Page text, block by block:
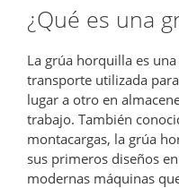
¿Qué es una
La grúa horquilla es
transporte utilizada
lugar a otro en
trabajo. También
montacargas, la grúa
sus primeros diseños
modernas máquinas